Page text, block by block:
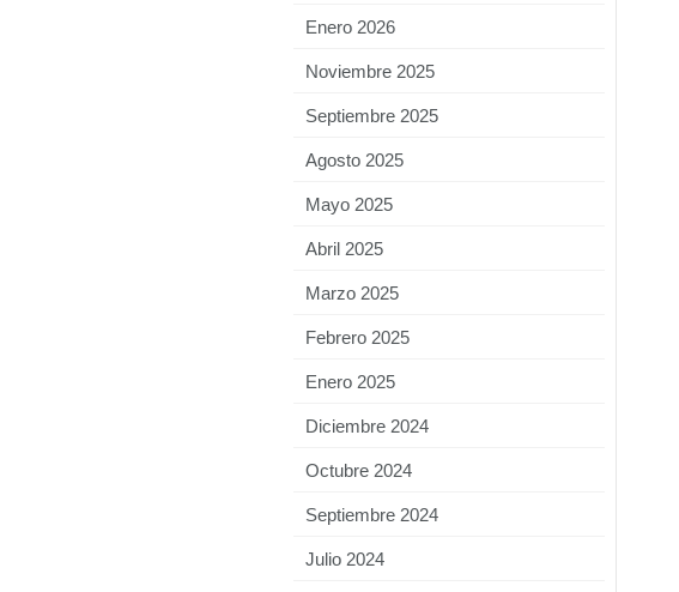
Enero 2026
Noviembre 2025
Septiembre 2025
Agosto 2025
Mayo 2025
Abril 2025
Marzo 2025
Febrero 2025
Enero 2025
Diciembre 2024
Octubre 2024
Septiembre 2024
Julio 2024